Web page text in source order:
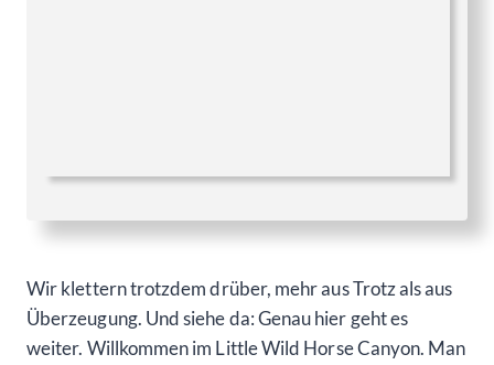
Wir klettern trotzdem drüber, mehr aus Trotz als aus
Überzeugung. Und siehe da: Genau hier geht es
weiter. Willkommen im Little Wild Horse Canyon. Man